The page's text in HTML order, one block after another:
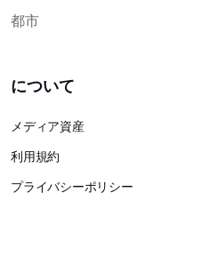
都市
について
メディア資産
利用規約
プライバシーポリシー